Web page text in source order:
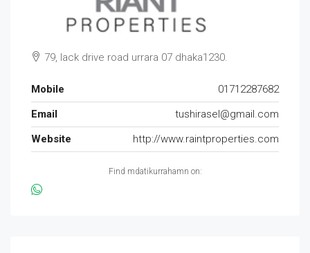
79, lack drive road urrara 07 dhaka1230.
Mobile
01712287682
Email
tushirasel@gmail.com
Website
http://www.raintproperties.com
Find mdatikurrahamn on: